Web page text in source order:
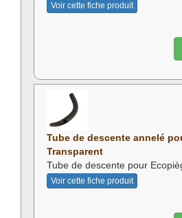
Voir cette fiche produit
Tube de descente annelé
Transparent
Tube de descente pour
Voir cette fiche produit